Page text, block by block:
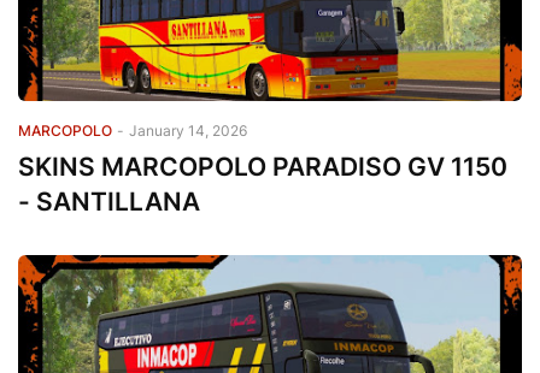
MARCOPOLO - January 14, 2026
SKINS MARCOPOLO PARADISO GV 1150
- SANTILLANA